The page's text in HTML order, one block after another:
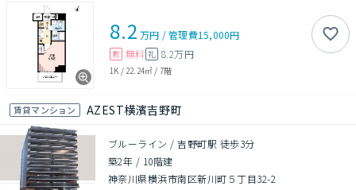
8.2 万円 /管理費15,000円
敷 無料 礼 8.2万円
1K / 22.24㎡ / 7階
賃貸マンション AZEST横濱吉野町
ブルーライン / 吉野町駅 徒歩3分
築2年 / 10階建
神奈川県横浜市南区新川町５丁目32-2